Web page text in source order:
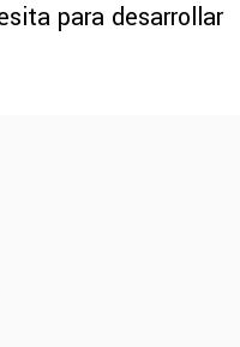
para desarrollar